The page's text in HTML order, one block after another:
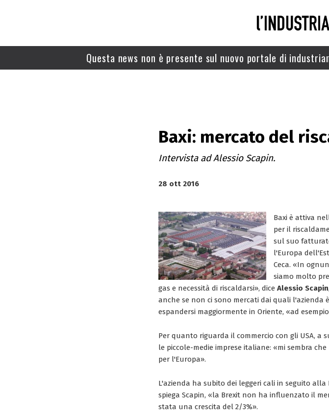
Questa news non è presente sul nuovo portale di
Baxi: mercato del
Intervista ad Alessio Scapin.
28 ott 2016
Baxi è attiva
per il
sul suo
l'Europa
Ceca. «In
siamo molto
gas e necessità di riscaldarsi», dice Alessio Scapin
anche se non ci sono mercati dai quali l'azienda
espandersi maggiormente in Oriente, «ad
Per quanto riguarda il commercio con gli USA, a
le piccole-medie imprese italiane: «mi sembra
per l'Europa».
L'azienda ha subito dei leggeri cali in seguito
spiega Scapin, «la Brexit non ha influenzato il
stata una crescita del 2/3%».